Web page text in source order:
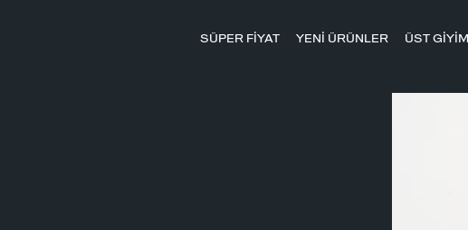
SÜPER FİYAT YENİ ÜRÜNLER ÜST GİYİM